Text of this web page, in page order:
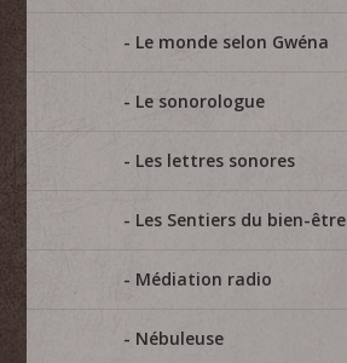
Le monde selon Gwéna
Le sonorologue
Les lettres sonores
Les Sentiers du bien-être
Médiation radio
Nébuleuse